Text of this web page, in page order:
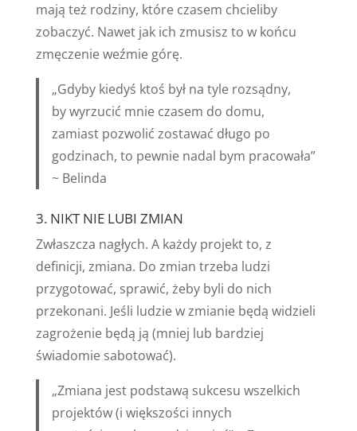
mają też rodziny, które czasem chcieliby
zobaczyć. Nawet jak ich zmusisz to w końcu
zmęczenie weźmie górę.
„Gdyby kiedyś ktoś był na tyle rozsądny,
by wyrzucić mnie czasem do domu,
zamiast pozwolić zostawać długo po
godzinach, to pewnie nadal bym pracowała”
~ Belinda
3. NIKT NIE LUBI ZMIAN
Zwłaszcza nagłych. A każdy projekt to, z
definicji, zmiana. Do zmian trzeba ludzi
przygotować, sprawić, żeby byli do nich
przekonani. Jeśli ludzie w zmianie będą widzieli
zagrożenie będą ją (mniej lub bardziej
świadomie sabotować).
„Zmiana jest podstawą sukcesu wszelkich
projektów (i większości innych